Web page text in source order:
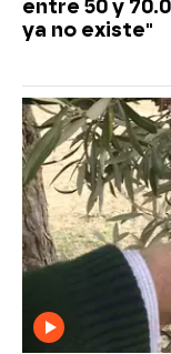
entre 50 y
ya no existe"